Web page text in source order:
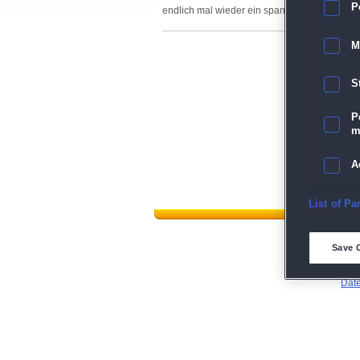
endlich mal wieder ein spannender "Dark
List of
Save